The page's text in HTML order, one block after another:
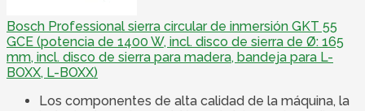
Bosch Professional sierra circular de inmersión GKT 55
GCE (potencia de 1400 W, incl. disco de sierra de Ø: 165
mm, incl. disco de sierra para madera, bandeja para L-
BOXX, L-BOXX)
Los componentes de alta calidad de la máquina, la